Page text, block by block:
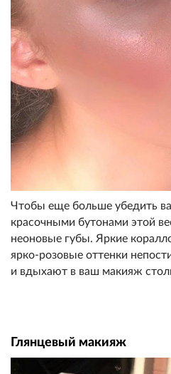
Чтобы еще больше убедить
красочными бутонами этой
неоновые губы. Яркие
ярко-розовые оттенки
и вдыхают в ваш макияж
Глянцевый макияж